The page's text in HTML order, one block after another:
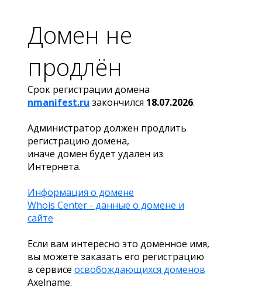
Домен не
продлён
Срок регистрации домена
nmanifest.ru закончился 18.07.2026.
Администратор должен продлить
регистрацию домена,
иначе домен будет удален из
Интернета.
Информация о домене
Whois Center - данные о домене и
сайте
Если вам интересно это доменное имя,
вы можете заказать его регистрацию
в сервисе освобождающихся доменов
Axelname.